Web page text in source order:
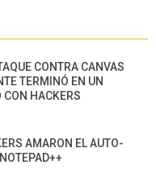
CONTRA CANVAS
TERMINÓ EN UN
CON HACKERS
AMARON EL AUTO-